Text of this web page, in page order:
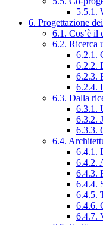
5.5.1.
6. Progettazione
6.1. Cos’è il
6.2. Ricerca
6.2.1.
6.2.2.
6.2.3.
6.2.4.
6.3. Dalla
6.3.1.
6.3.2.
6.3.3.
6.4.
6.4.1.
6.4.2.
6.4.3.
6.4.4.
6.4.5.
6.4.6.
6.4.7.